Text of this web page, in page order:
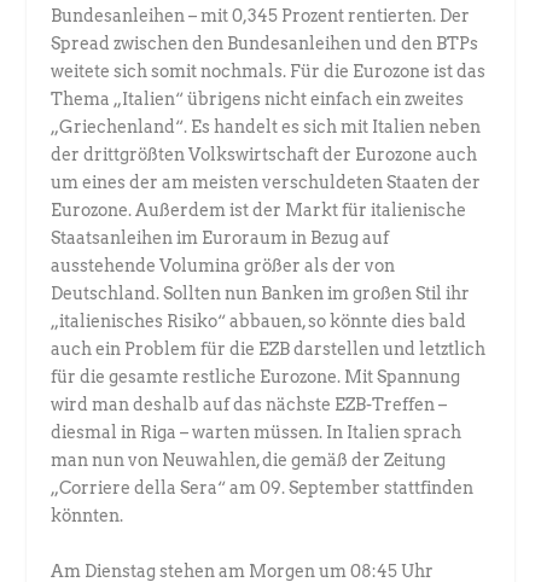
Bundesanleihen – mit 0,345 Prozent rentierten. Der
Spread zwischen den Bundesanleihen und den BTPs
weitete sich somit nochmals. Für die Eurozone ist das
Thema „Italien“ übrigens nicht einfach ein zweites
„Griechenland“. Es handelt es sich mit Italien neben
der drittgrößten Volkswirtschaft der Eurozone auch
um eines der am meisten verschuldeten Staaten der
Eurozone. Außerdem ist der Markt für italienische
Staatsanleihen im Euroraum in Bezug auf
ausstehende Volumina größer als der von
Deutschland. Sollten nun Banken im großen Stil ihr
„italienisches Risiko“ abbauen, so könnte dies bald
auch ein Problem für die EZB darstellen und letztlich
für die gesamte restliche Eurozone. Mit Spannung
wird man deshalb auf das nächste EZB-Treffen –
diesmal in Riga – warten müssen. In Italien sprach
man nun von Neuwahlen, die gemäß der Zeitung
„Corriere della Sera“ am 09. September stattfinden
könnten.
Am Dienstag stehen am Morgen um 08:45 Uhr